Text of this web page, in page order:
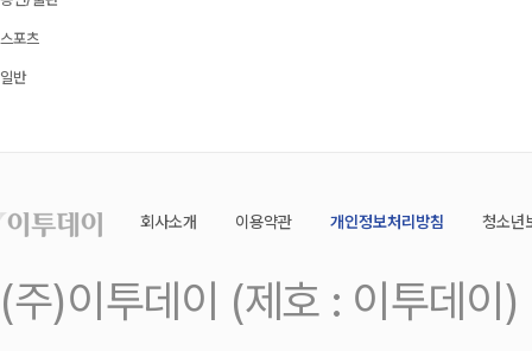
스포츠
일반
회사소개 이용약관 개인정보처리방침 청소년
(주)이투데이 (제호 : 이투데